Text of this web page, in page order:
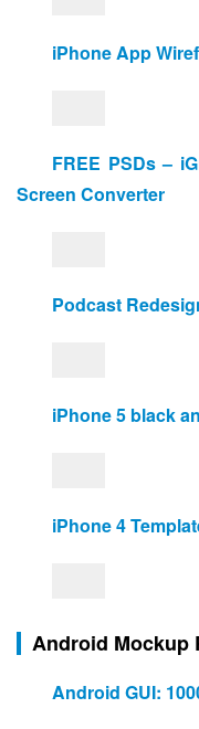
iPhone App
FREE PSDs –
Screen Converter
Podcast
iPhone 5 black
iPhone 4
Android Mockup
Android GUI: